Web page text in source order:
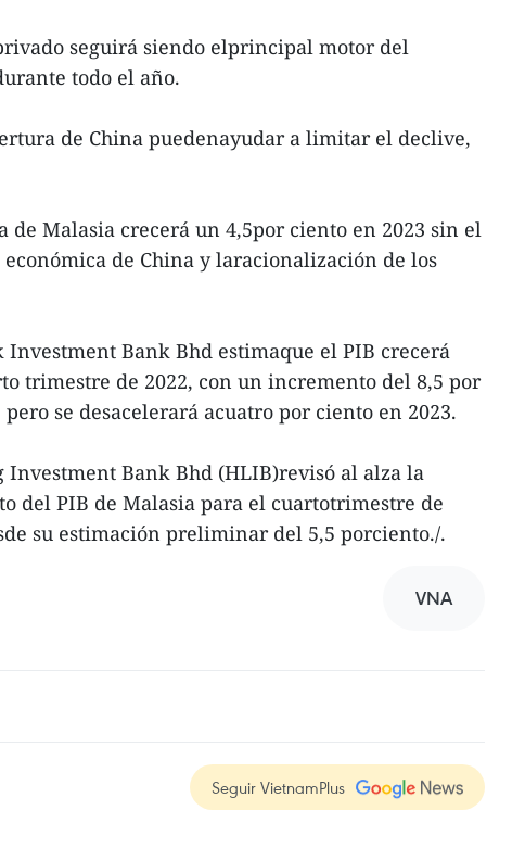
seguirá siendo elprincipal motor del
todo el año.
de China puedenayudar a limitar el declive,
de Malasia crecerá un 4,5por ciento en 2023 sin el
de China y laracionalización de los
Bank Bhd estimaque el PIB crecerá
trimestre de 2022, con un incremento del 8,5 por
se desacelerará acuatro por ciento en 2023.
Investment Bank Bhd (HLIB)revisó al alza la
del PIB de Malasia para el cuartotrimestre de
su estimación preliminar del 5,5 porciento./.
VNA
Seguir VietnamPlus